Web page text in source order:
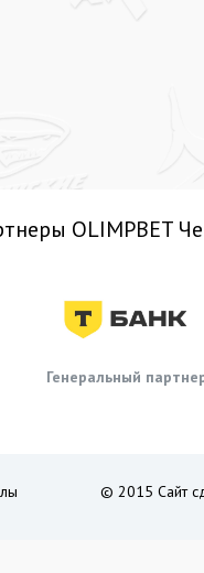
OLIMPBET
Генеральный
© 2015 Сайт